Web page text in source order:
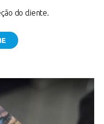
do cliente.